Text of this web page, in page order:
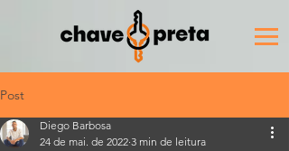
Post
Diego Barbosa
24 de mai. de 2022 3 min de leitura